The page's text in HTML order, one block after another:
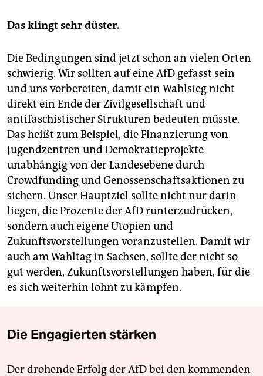
Das klingt sehr düster.
Die Bedingungen sind jetzt schon an vielen Orten
schwierig. Wir sollten auf eine AfD gefasst sein
und uns vorbereiten, damit ein Wahlsieg nicht
direkt ein Ende der Zivilgesellschaft und
antifaschistischer Strukturen bedeuten müsste.
Das heißt zum Beispiel, die Finanzierung von
Jugendzentren und Demokratieprojekte
unabhängig von der Landesebene durch
Crowdfunding und Genossenschaftsaktionen zu
sichern. Unser Hauptziel sollte nicht nur darin
liegen, die Prozente der AfD runterzudrücken,
sondern auch eigene Utopien und
Zukunftsvorstellungen voranzustellen. Damit wir
auch am Wahltag in Sachsen, sollte der nicht so
gut werden, Zukunftsvorstellungen haben, für die
es sich weiterhin lohnt zu kämpfen.
Die Engagierten stärken
Der drohende Erfolg der AfD bei den kommenden